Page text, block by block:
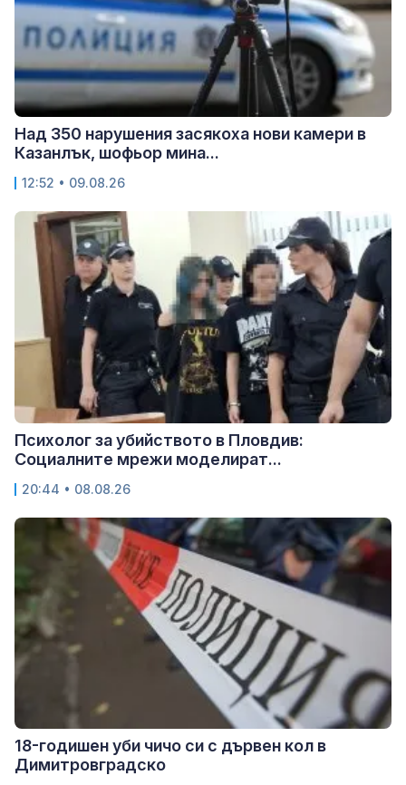
Над 350 нарушения засякоха нови камери в
Казанлък, шофьор мина...
12:52 • 09.08.26
Психолог за убийството в Пловдив:
Социалните мрежи моделират...
20:44 • 08.08.26
18-годишен уби чичо си с дървен кол в
Димитровградско